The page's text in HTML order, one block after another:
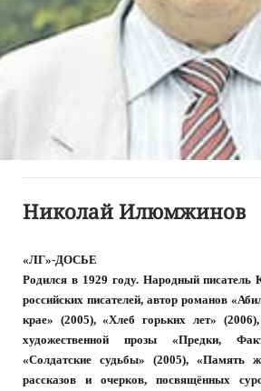
Николай Илюмжинов
«ЛГ»-ДОСЬЕ
Родился в 1929 году. Народный писатель
российских писателей, автор романов
крае» (2005), «Хлеб горьких лет»
художественной прозы «Предки,
«Солдатские судьбы» (2005), «Память
рассказов и очерков, посвящённых